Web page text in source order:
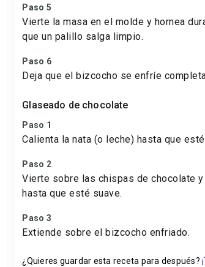
Paso 5
Vierte la masa en el molde y hornea
que un palillo salga limpio.
Paso 6
Deja que el bizcocho se enfríe
Glaseado de chocolate
Paso 1
Calienta la nata (o leche) hasta que
Paso 2
Vierte sobre las chispas de chocolate
hasta que esté suave.
Paso 3
Extiende sobre el bizcocho enfriado.
¿Quieres guardar esta receta para después?